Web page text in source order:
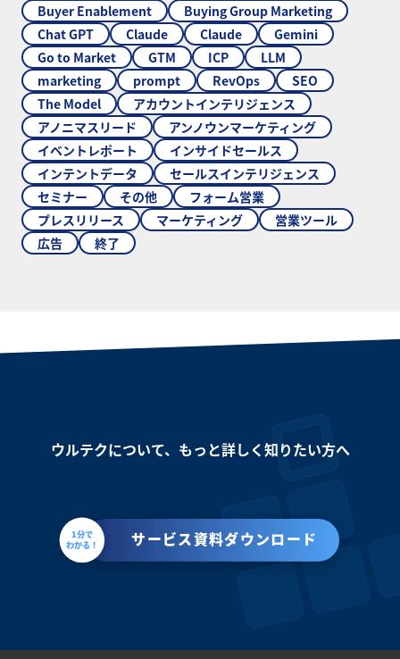
Buyer Enablement
Buying Group Marketing
Chat GPT
Claude Claude
Gemini
Go to Market
GTM ICP
LLM
marketing
prompt RevOps
SEO
The Model
アカウントインテリジェンス
アノニマスリード
アンノウンマーケティング
イベントレポート
インサイドセールス
インテントデータ
セールスインテリジェンス
セミナー
その他
フォーム営業
プレスリリース
マーケティング
営業ツール
広告
終了
ウルテクについて、もっと詳しく知りたい方へ
サービス資料ダウンロード
1分で
わかる！